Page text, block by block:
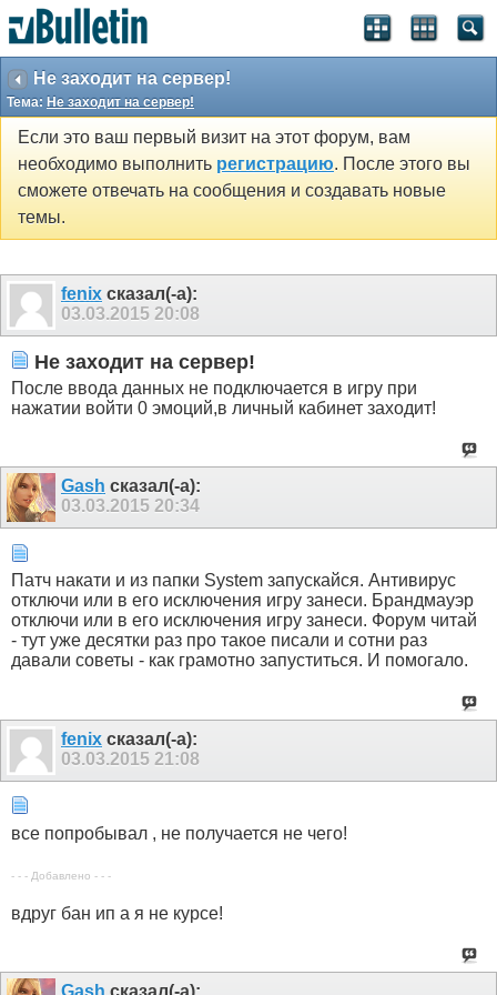
Не заходит на сервер!
Тема: Не заходит на сервер!
Если это ваш первый визит на этот форум, вам
необходимо выполнить регистрацию. После этого вы
сможете отвечать на сообщения и создавать новые
темы.
fenix сказал(-а):
03.03.2015 20:08
Не заходит на сервер!
После ввода данных не подключается в игру при
нажатии войти 0 эмоций,в личный кабинет заходит!
Gash сказал(-а):
03.03.2015 20:34
Патч накати и из папки System запускайся. Антивирус
отключи или в его исключения игру занеси. Брандмауэр
отключи или в его исключения игру занеси. Форум читай
- тут уже десятки раз про такое писали и сотни раз
давали советы - как грамотно запуститься. И помогало.
fenix сказал(-а):
03.03.2015 21:08
все попробывал , не получается не чего!
- - - Добавлено - - -
вдруг бан ип а я не курсе!
Gash сказал(-а):